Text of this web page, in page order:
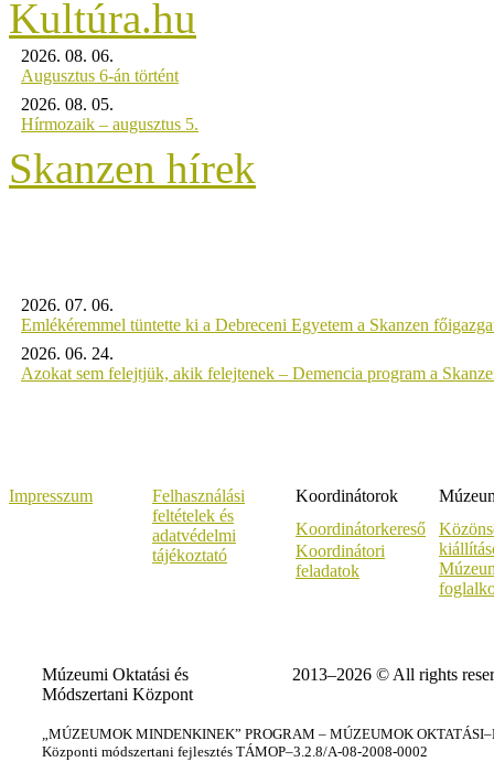
2026. 08. 06.
Augusztus 6-án történt
2026. 08. 05.
Hírmozaik – augusztus 5.
Skanzen hírek
2026. 07. 06.
Emlékéremmel tüntette ki a Debreceni Egyetem a Skanzen
2026. 06. 24.
Azokat sem felejtjük, akik felejtenek – Demencia program a
Impresszum
Felhasználási
feltételek és
adatvédelmi
tájékoztató
Koordinátorok
Koordinátorkereső
Koordinátori
feladatok
Múzeumi Oktatási és
Módszertani Központ
2013–2026 © All rights
„MÚZEUMOK MINDENKINEK” PROGRAM – MÚZEUMOK
Központi módszertani fejlesztés TÁMOP–3.2.8/A-08-2008-0002